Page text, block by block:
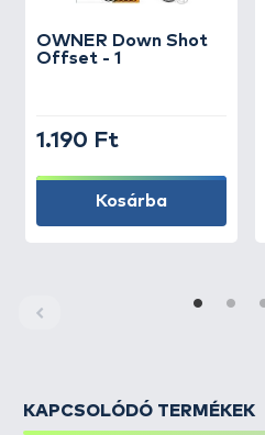
OWNER Down Shot
Offset - 1
1.190 Ft
Kosárba
KAPCSOLÓDÓ TERMÉKEK